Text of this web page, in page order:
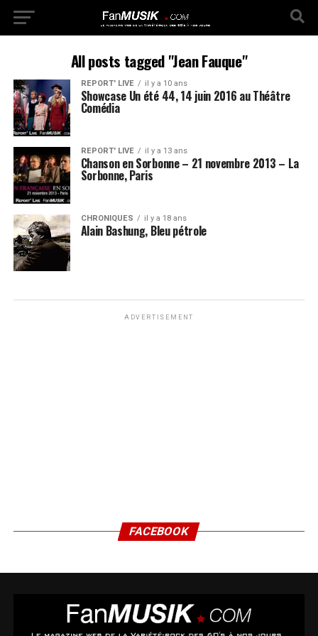
All posts tagged "Jean Fauque"
REPORT' LIVE il y a 10 ans
Showcase Un été 44, 14 juin 2016 au Théâtre
Comédia
REPORT' LIVE il y a 13 ans
Chanson en Sorbonne – 21 novembre 2013 – La
Sorbonne, Paris
CHRONIQUES il y a 18 ans
Alain Bashung, Bleu pétrole
ADVERTISEMENT
FACEBOOK